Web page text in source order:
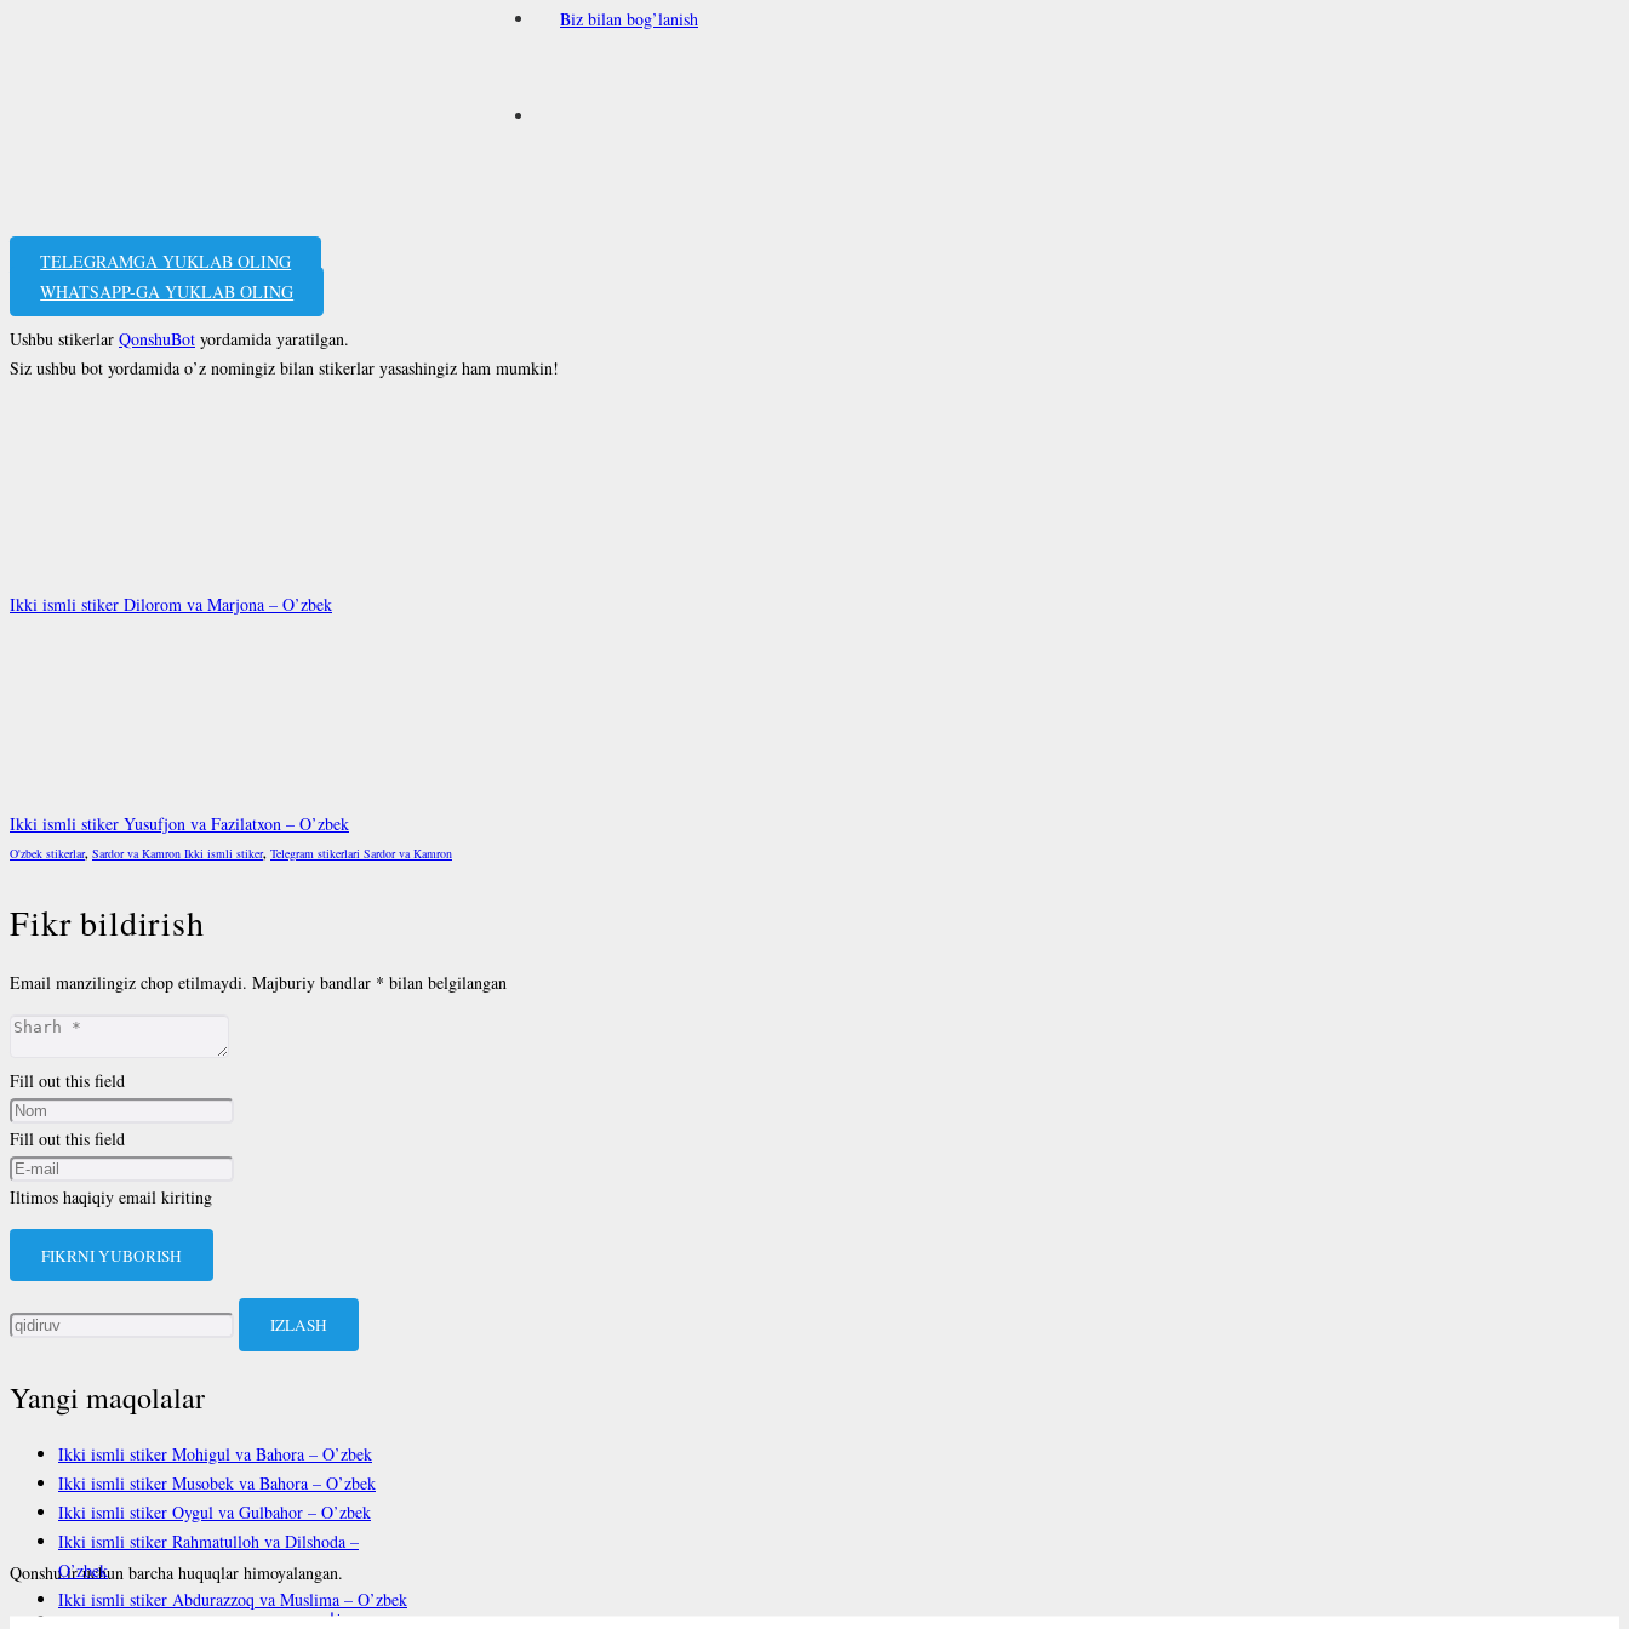
Biz bilan bog’lanish
TELEGRAMGA YUKLAB OLING
WHATSAPP-GA YUKLAB OLING
Ushbu stikerlar QonshuBot yordamida yaratilgan.
Siz ushbu bot yordamida o’z nomingiz bilan stikerlar yasashingiz ham mumkin!
Ikki ismli stiker Dilorom va Marjona – O’zbek
Ikki ismli stiker Yusufjon va Fazilatxon – O’zbek
O'zbek stikerlar, Sardor va Kamron Ikki ismli stiker, Telegram stikerlari Sardor va Kamron
Fikr bildirish
Email manzilingiz chop etilmaydi. Majburiy bandlar * bilan belgilangan
Fill out this field
Fill out this field
Iltimos haqiqiy email kiriting
FIKRNI YUBORISH
Qidirshish:
Yangi maqolalar
Ikki ismli stiker Mohigul va Bahora – O’zbek
Ikki ismli stiker Musobek va Bahora – O’zbek
Ikki ismli stiker Oygul va Gulbahor – O’zbek
Ikki ismli stiker Rahmatulloh va Dilshoda –
O’zbek
Ikki ismli stiker Abdurazzoq va Muslima – O’zbek
Qonshu.ir uchun barcha huquqlar himoyalangan.
فارسی